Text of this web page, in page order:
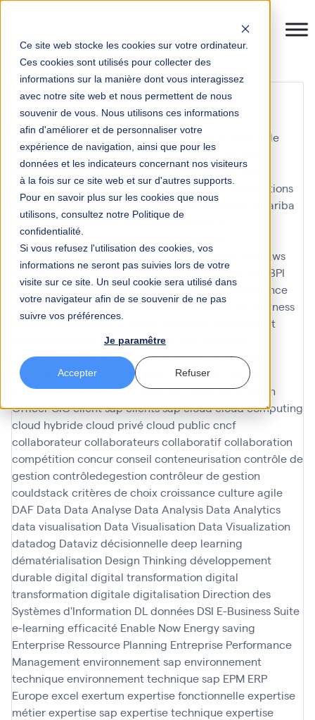
Ce site web stocke les cookies sur votre ordinateur.
Ces cookies sont utilisés pour collecter des
informations sur la manière dont vous interagissez
avec notre site web et nous permettent de nous
souvenir de vous. Nous utilisons ces informations
afin d'améliorer et de personnaliser votre
expérience de navigation, ainsi que pour les
données et les indicateurs concernant nos visiteurs
à la fois sur ce site web et sur d'autres supports.
Pour en savoir plus sur les cookies que nous
utilisons, consultez notre Politique de
confidentialité.
Si vous refusez l'utilisation des cookies, vos
informations ne seront pas suivies lors de votre
visite sur ce site. Un seul cookie sera utilisé dans
votre navigateur afin de se souvenir de ne pas
suivre vos préférences.
Je paramêtre
Accepter Refuser
numérique
Accountingacteur acteur cléag2rag2r la mondiale
agileagilité agilité à l'échelleAI analyses ad hoc
analyses predictivesanaplananthos APAapache
apache cloudstackapplication entrepriseapplications
apprentissage apprentissage formelarchitecture
ariba
Artificial Intelligence aufo automatisation
Automatisation des processus robotiques
Automatisation et contrôle de gestionavantages
aws
aws outpostsazure bawbelgiqueBI big data
BPI
BPM BPMN BTP business at work Business Intelligence
business partnerbusiness process automation
Business
Process Intelligencebusiness process management
business process model and notation
Technology Platformbusinesspartnercadre projet
capacités predictives
capacity planning
Carbon
footprint reductionCFO chatbotsChief Information
OfficerCIOclient sapclients sapcloudcloud computing
cloud hybridecloud privécloud public cncf
collaborateurcollaborateurscollaboratifcollaboration
compétition concurconseil conteneurisation contrôle de
gestion contrôledegestion contrôleur de gestion
couldstack critères de choix croissanceculture agile
DAF Data Data Analyse Data Analysis Data Analytics
data visualisation Data Visualisation Data Visualization
datadog Datavizdécisionnelledeep learning
dématérialisation Design Thinking développement
durabledigital digital transformation digital
transformation digitaledigitalisation Direction des
Systèmes d'Information DL données DSI E-Business Suite
e-learning efficacité Enable Now Energy saving
Enterprise Ressource Planning Entreprise Performance
Managementenvironnement sap environnement
techniqueenvironnement technique sap EPM ERP
Europeexcel exertum expertise fonctionnelleexpertise
métierexpertise sap expertise techniqueexpertise